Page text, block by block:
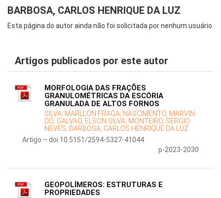
BARBOSA, CARLOS HENRIQUE DA LUZ
Esta página do autor ainda não foi solicitada por nenhum usuário.
Artigos publicados por este autor
MORFOLOGIA DAS FRAÇÕES
GRANULOMÉTRICAS DA ESCÓRIA
GRANULADA DE ALTOS FORNOS
SILVA, MARLLON FRAGA; NASCIMENTO, MARVIN
DO; GALVAO, ELSON SILVA; MONTEIRO, SERGIO
NEVES; BARBOSA, CARLOS HENRIQUE DA LUZ
Artigo – doi 10.5151/2594-5327-41044
p-2023-2030
GEOPOLÍMEROS: ESTRUTURAS E
PROPRIEDADES